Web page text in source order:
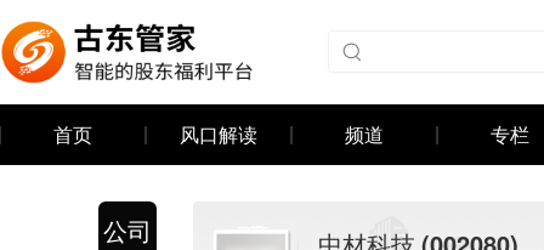
首页 风口解读 频道 专栏
公司